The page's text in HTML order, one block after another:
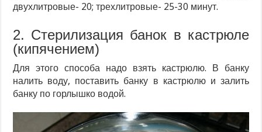
двухлитровые- 20; трехлитровые- 25-30 минут.
2. Стерилизация банок в кастрюле
(кипячением)
Для этого способа надо взять кастрюлю. В банку
налить воду, поставить банку в кастрюлю и залить
банку по горлышко водой.